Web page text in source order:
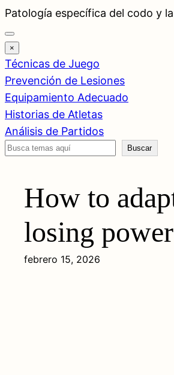
Saltar
al
contenido
Patología específica del codo y
×
Técnicas de Juego
Prevención de Lesiones
Equipamiento Adecuado
Historias de Atletas
Análisis de Partidos
Buscar
Buscar
How to
losing power
febrero 15, 2026